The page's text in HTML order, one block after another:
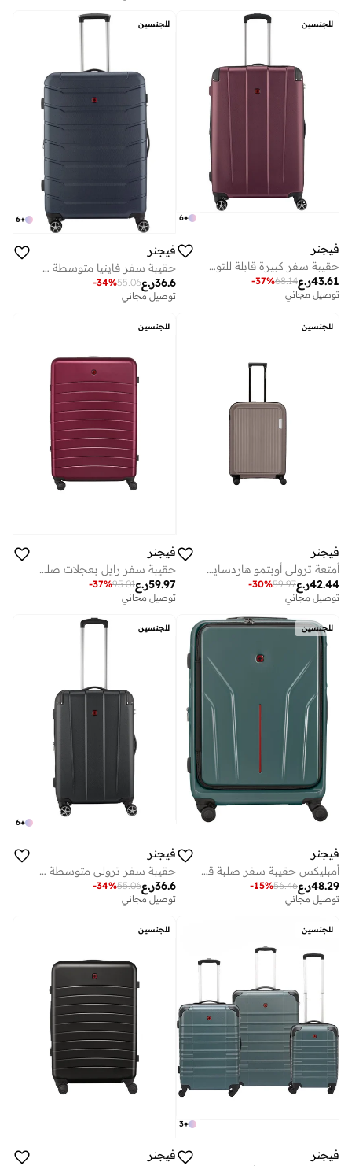
للجنسين
+
6
فيجنر
حقيبة سفر كبيرة قابلة للتوسيع 76 سم من بروتيكتور
ر.ع43.61
68.14
-37%
توصيل مجاني
للجنسين
+
6
فيجنر
حقيبة سفر فاينيا متوسطة صلبة قابلة للتوسيع 78 سم كحلي
ر.ع36.6
55.06
-34%
توصيل مجاني
للجنسين
فيجنر
أمتعة ترولي أوبتمو هاردسايد قابلة للتوسيع 70 سم بني - 653315
ر.ع42.44
59.97
-30%
توصيل مجاني
للجنسين
فيجنر
حقيبة سفر رايل بعجلات صلبة ٨٢ سم عنابي
ر.ع59.97
95.01
-37%
توصيل مجاني
للجنسين
فيجنر
أمبليكس حقيبة سفر صلبة قابلة للتوسعة بعجلات مزدوجة رباعية (69 سم) – حقيبة تسجيل الأمتعة – أخضر
ر.ع48.29
56.46
-15%
توصيل مجاني
للجنسين
+
6
فيجنر
حقيبة سفر ترولي متوسطة صلبة قابلة للتوسيع سم أسود
ر.ع36.6
55.06
-34%
توصيل مجاني
للجنسين
+
3
فيجنر
للجنسين
فيجنر